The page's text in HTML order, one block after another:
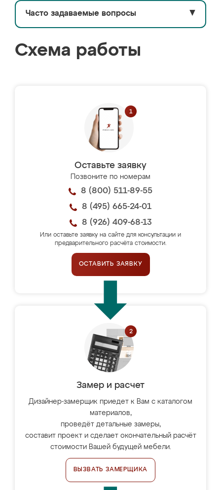
Часто задаваемые вопросы ▼
Схема работы
Оставьте заявку
Позвоните по номерам
8 (800) 511-89-55
8 (495) 665-24-01
8 (926) 409-68-13
Или оставьте заявку на сайте для консультации и
предварительного расчёта стоимости.
ОСТАВИТЬ ЗАЯВКУ
Замер и расчет
Дизайнер-замерщик приедет к Вам с каталогом
материалов,
проведёт детальные замеры,
составит проект и сделает окончательный расчёт
стоимости Вашей будущей мебели.
ВЫЗВАТЬ ЗАМЕРЩИКА